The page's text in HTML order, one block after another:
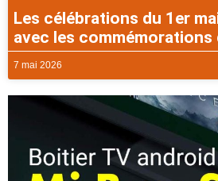
Les célébrations du 1er
avec les commémorations
7 mai 2026